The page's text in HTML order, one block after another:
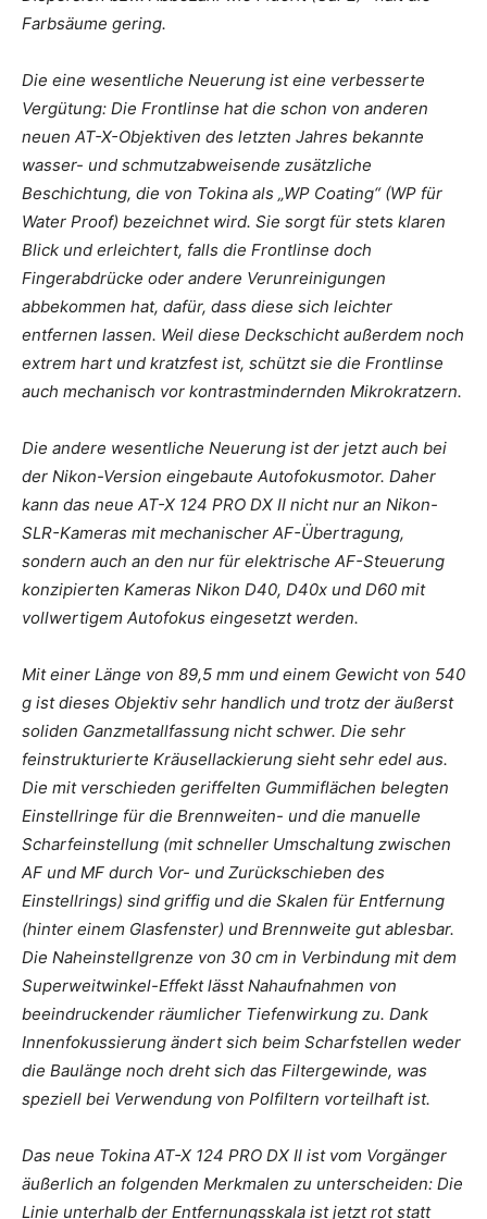
Farbsäume gering.
Die eine wesentliche Neuerung ist eine verbesserte
Vergütung: Die Frontlinse hat die schon von anderen
neuen AT-X-Objektiven des letzten Jahres bekannte
wasser- und schmutzabweisende zusätzliche
Beschichtung, die von Tokina als „WP Coating“ (WP für
Water Proof) bezeichnet wird. Sie sorgt für stets klaren
Blick und erleichtert, falls die Frontlinse doch
Fingerabdrücke oder andere Verunreinigungen
abbekommen hat, dafür, dass diese sich leichter
entfernen lassen. Weil diese Deckschicht außerdem noch
extrem hart und kratzfest ist, schützt sie die Frontlinse
auch mechanisch vor kontrastmindernden Mikrokratzern.
Die andere wesentliche Neuerung ist der jetzt auch bei
der Nikon-Version eingebaute Autofokusmotor. Daher
kann das neue AT-X 124 PRO DX II nicht nur an Nikon-
SLR-Kameras mit mechanischer AF-Übertragung,
sondern auch an den nur für elektrische AF-Steuerung
konzipierten Kameras Nikon D40, D40x und D60 mit
vollwertigem Autofokus eingesetzt werden.
Mit einer Länge von 89,5 mm und einem Gewicht von 540
g ist dieses Objektiv sehr handlich und trotz der äußerst
soliden Ganzmetallfassung nicht schwer. Die sehr
feinstrukturierte Kräusellackierung sieht sehr edel aus.
Die mit verschieden geriffelten Gummiflächen belegten
Einstellringe für die Brennweiten- und die manuelle
Scharfeinstellung (mit schneller Umschaltung zwischen
AF und MF durch Vor- und Zurückschieben des
Einstellrings) sind griffig und die Skalen für Entfernung
(hinter einem Glasfenster) und Brennweite gut ablesbar.
Die Naheinstellgrenze von 30 cm in Verbindung mit dem
Superweitwinkel-Effekt lässt Nahaufnahmen von
beeindruckender räumlicher Tiefenwirkung zu. Dank
Innenfokussierung ändert sich beim Scharfstellen weder
die Baulänge noch dreht sich das Filtergewinde, was
speziell bei Verwendung von Polfiltern vorteilhaft ist.
Das neue Tokina AT-X 124 PRO DX II ist vom Vorgänger
äußerlich an folgenden Merkmalen zu unterscheiden: Die
Linie unterhalb der Entfernungsskala ist jetzt rot statt